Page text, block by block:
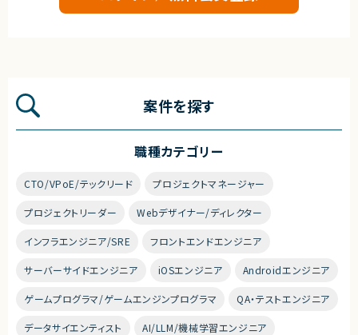
案件を探す
職種カテゴリー
CTO/VPoE/テックリード プロジェクトマネージャー
プロジェクトリーダー Webデザイナー/ディレクター
インフラエンジニア/SRE フロントエンドエンジニア
サーバーサイドエンジニア iOSエンジニア Androidエンジニア
ゲームプログラマ/ゲームエンジンプログラマ QA・テストエンジニア
データサイエンティスト AI/LLM/機械学習エンジニア